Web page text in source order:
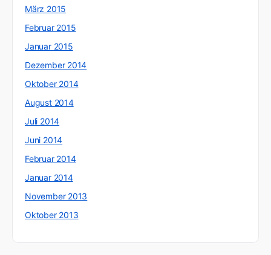
März 2015
Februar 2015
Januar 2015
Dezember 2014
Oktober 2014
August 2014
Juli 2014
Juni 2014
Februar 2014
Januar 2014
November 2013
Oktober 2013